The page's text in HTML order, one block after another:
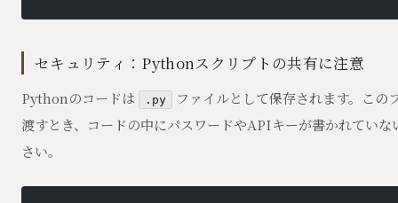
セキュリティ：Pythonスクリプトの共有に注意
Pythonのコードは .py
ファイルとして保存されます。この
渡すとき、コードの中にパスワードやAPIキーが書かれていな
さい。